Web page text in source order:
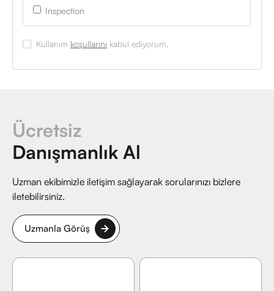
Inspection
Kullanım koşullarını kabul ediyorum.
Ücretsiz
Danışmanlık Al
Uzman ekibimizle iletişim sağlayarak sorularınızı bizlere
iletebilirsiniz.
Uzmanla Görüş